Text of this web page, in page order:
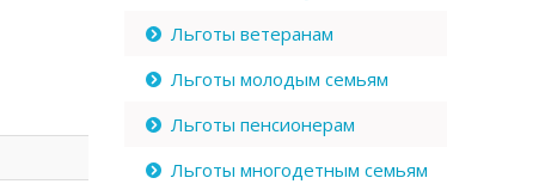
Льготы ветеранам
Льготы молодым семьям
Льготы пенсионерам
Льготы многодетным семьям